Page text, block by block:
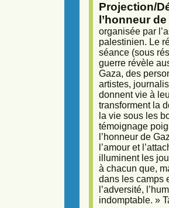
Projection/
l’honneur
organisée par
palestinien. Le
séance (sous
guerre révèle
Gaza, des
artistes,
donnent vie à
transforment la
la vie sous les
témoignage
l’honneur de
l’amour et
illuminent les
à chacun que,
dans les camps
l’adversité,
indomptable. »